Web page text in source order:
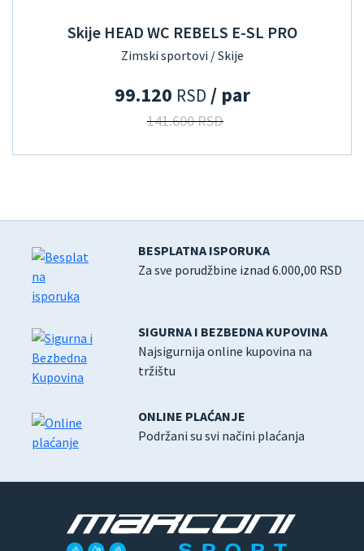
Skije HEAD WC REBELS E-SL PRO
Zimski sportovi / Skije
99.120 RSD / par
141.600 RSD
BESPLATNA ISPORUKA
Za sve porudžbine iznad 6.000,00 RSD
SIGURNA I BEZBEDNA KUPOVINA
Najsigurnija online kupovina na
tržištu
ONLINE PLAĆANJE
Podržani su svi načini plaćanja